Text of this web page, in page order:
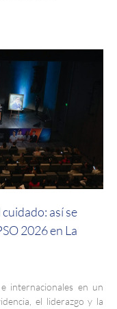
así se
2026 en La
internacionales en un
el liderazgo y la